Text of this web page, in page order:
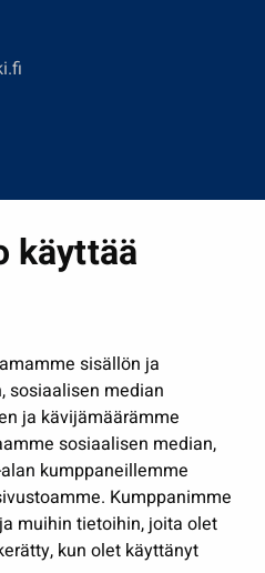
käyttää
sisällön ja
sosiaalisen median
ja kävijämäärämme
sosiaalisen median,
kumppaneillemme
Kumppanimme
muihin tietoihin, joita olet
kun olet käyttänyt